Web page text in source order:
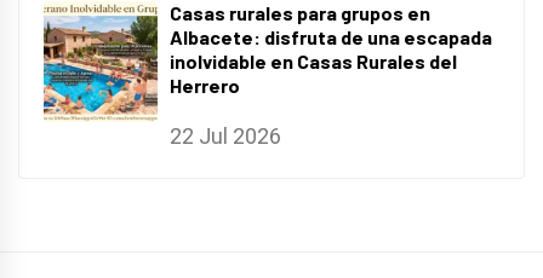
Casas rurales para grupos en
Albacete: disfruta de una escapada
inolvidable en Casas Rurales del
Herrero
22 Jul 2026